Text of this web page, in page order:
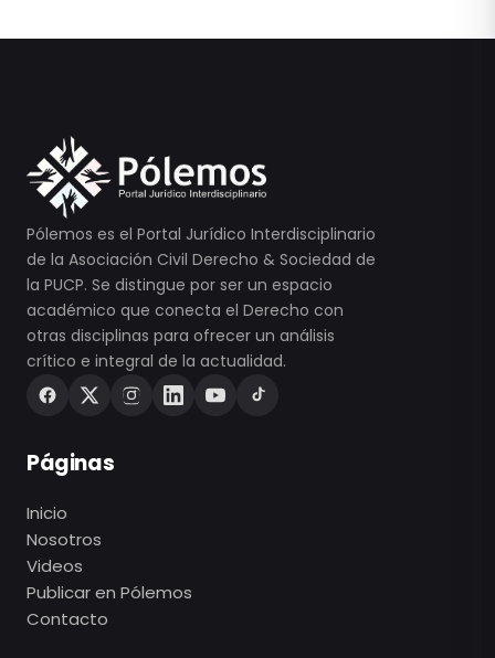
Pólemos es el Portal Jurídico Interdisciplinario
de la Asociación Civil Derecho & Sociedad de
la PUCP. Se distingue por ser un espacio
académico que conecta el Derecho con
otras disciplinas para ofrecer un análisis
crítico e integral de la actualidad.
Páginas
Inicio
Nosotros
Videos
Publicar en Pólemos
Contacto